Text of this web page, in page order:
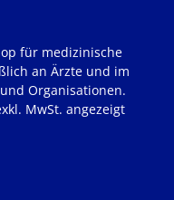
für medizinische
an Ärzte und im
Organisationen.
MwSt. angezeigt